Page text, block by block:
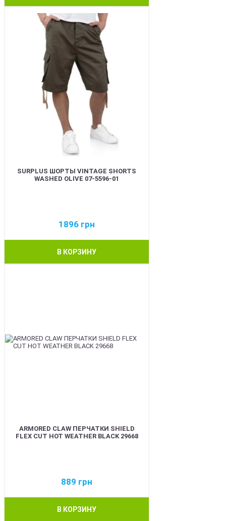
SURPLUS ШОРТЫ VINTAGE SHORTS
WASHED OLIVE 07-5596-01
1896 грн
В КОРЗИНУ
ARMORED CLAW ПЕРЧАТКИ SHIELD
FLEX CUT HOT WEATHER BLACK 29668
889 грн
В КОРЗИНУ